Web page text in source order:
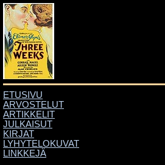
ETUSIVU
ARVOSTELUT
ARTIKKELIT
JULKAISUT
KIRJAT
LYHYTELOKUVAT
LINKKEJÄ